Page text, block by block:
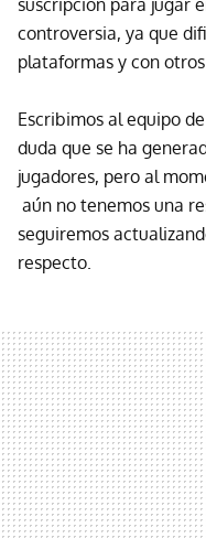
suscripción para jugar
controversia, ya que
plataformas y con
Escribimos al equipo
duda que se ha
jugadores, pero al
aún no tenemos una
seguiremos
respecto.